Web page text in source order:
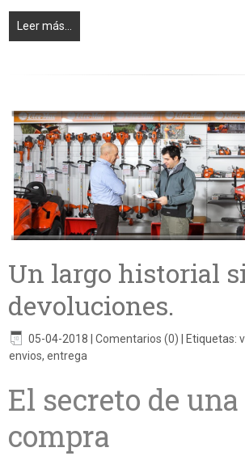
Leer más...
Un largo historial
devoluciones.
05-04-2018 | Comentarios (0) | Etiquetas:
envios, entrega
El secreto de
compra